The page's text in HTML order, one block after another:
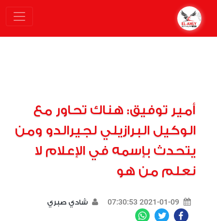
أمير توفيق: هناك تحاور مع
الوكيل البرازيلي لجيرالدو ومن
يتحدث بإسمه في الإعلام لا
نعلم من هو
2021-01-09 07:30:53 شادي صبري
Facebook
Twitter